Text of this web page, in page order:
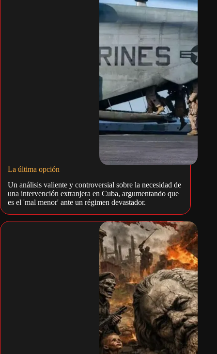
La última opción
Un análisis valiente y controversial sobre la necesidad de
una intervención extranjera en Cuba, argumentando que
es el 'mal menor' ante un régimen devastador.